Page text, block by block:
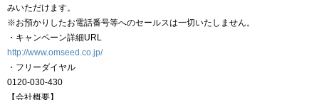
みいただけます。
※お預かりしたお電話番号等へのセールスは一切いたしません。
・キャンペーン詳細URL
http://www.omseed.co.jp/
・フリーダイヤル
0120-030-430
【会社概要】